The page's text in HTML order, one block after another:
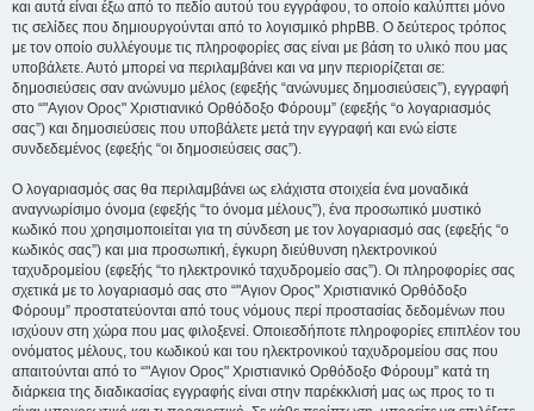
και αυτά είναι έξω από το πεδίο αυτού του εγγράφου, το οποίο καλύπτει μόνο
τις σελίδες που δημιουργούνται από το λογισμικό phpBB. Ο δεύτερος τρόπος
με τον οποίο συλλέγουμε τις πληροφορίες σας είναι με βάση το υλικό που μας
υποβάλετε. Αυτό μπορεί να περιλαμβάνει και να μην περιορίζεται σε:
δημοσιεύσεις σαν ανώνυμο μέλος (εφεξής “ανώνυμες δημοσιεύσεις”), εγγραφή
στο “"Αγιον Ορος" Χριστιανικό Ορθόδοξο Φόρουμ” (εφεξής “ο λογαριασμός
σας”) και δημοσιεύσεις που υποβάλετε μετά την εγγραφή και ενώ είστε
συνδεδεμένος (εφεξής “οι δημοσιεύσεις σας”).
Ο λογαριασμός σας θα περιλαμβάνει ως ελάχιστα στοιχεία ένα μοναδικά
αναγνωρίσιμο όνομα (εφεξής “το όνομα μέλους”), ένα προσωπικό μυστικό
κωδικό που χρησιμοποιείται για τη σύνδεση με τον λογαριασμό σας (εφεξής “ο
κωδικός σας”) και μια προσωπική, έγκυρη διεύθυνση ηλεκτρονικού
ταχυδρομείου (εφεξής “το ηλεκτρονικό ταχυδρομείο σας”). Οι πληροφορίες σας
σχετικά με το λογαριασμό σας στο “"Αγιον Ορος" Χριστιανικό Ορθόδοξο
Φόρουμ” προστατεύονται από τους νόμους περί προστασίας δεδομένων που
ισχύουν στη χώρα που μας φιλοξενεί. Οποιεσδήποτε πληροφορίες επιπλέον του
ονόματος μέλους, του κωδικού και του ηλεκτρονικού ταχυδρομείου σας που
απαιτούνται από το “"Αγιον Ορος" Χριστιανικό Ορθόδοξο Φόρουμ” κατά τη
διάρκεια της διαδικασίας εγγραφής είναι στην παρέκκλισή μας ως προς το τι